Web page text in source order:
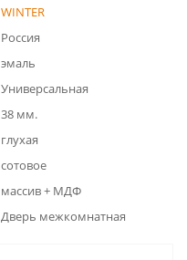
WINTER
Россия
эмаль
Универсальная
38 мм.
глухая
сотовое
массив + МДФ
Дверь межкомнатная